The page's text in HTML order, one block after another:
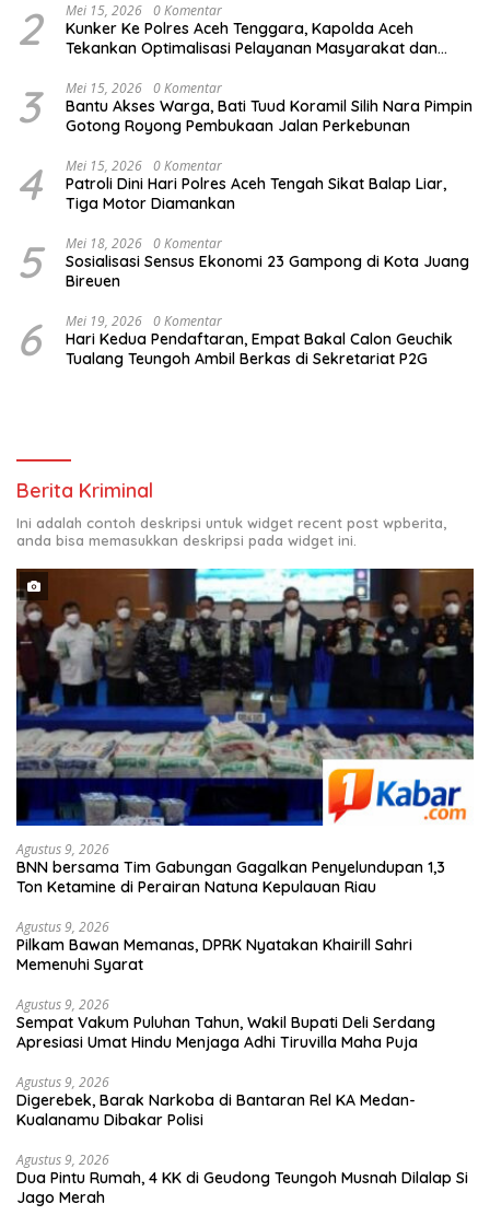
2 Mei 15, 2026 0 Komentar
Kunker Ke Polres Aceh Tenggara, Kapolda Aceh
Tekankan Optimalisasi Pelayanan Masyarakat dan
3 Mei 15, 2026 0 Komentar
Bantu Akses Warga, Bati Tuud Koramil Silih Nara Pimpin
Gotong Royong Pembukaan Jalan Perkebunan
4 Mei 15, 2026 0 Komentar
Patroli Dini Hari Polres Aceh Tengah Sikat Balap Liar,
Tiga Motor Diamankan
5 Mei 18, 2026 0 Komentar
Sosialisasi Sensus Ekonomi 23 Gampong di Kota Juang
Bireuen
6 Mei 19, 2026 0 Komentar
Hari Kedua Pendaftaran, Empat Bakal Calon Geuchik
Tualang Teungoh Ambil Berkas di Sekretariat P2G
Berita Kriminal
Ini adalah contoh deskripsi untuk widget recent post wpberita,
anda bisa memasukkan deskripsi pada widget ini.
Agustus 9, 2026
BNN bersama Tim Gabungan Gagalkan Penyelundupan 1,3
Ton Ketamine di Perairan Natuna Kepulauan Riau
Agustus 9, 2026
Pilkam Bawan Memanas, DPRK Nyatakan Khairill Sahri
Memenuhi Syarat
Agustus 9, 2026
Sempat Vakum Puluhan Tahun, Wakil Bupati Deli Serdang
Apresiasi Umat Hindu Menjaga Adhi Tiruvilla Maha Puja
Agustus 9, 2026
Digerebek, Barak Narkoba di Bantaran Rel KA Medan-
Kualanamu Dibakar Polisi
Agustus 9, 2026
Dua Pintu Rumah, 4 KK di Geudong Teungoh Musnah Dilalap Si
Jago Merah